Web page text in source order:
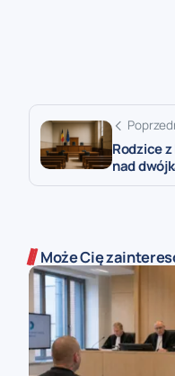
Rodzice
nad
Może Cię